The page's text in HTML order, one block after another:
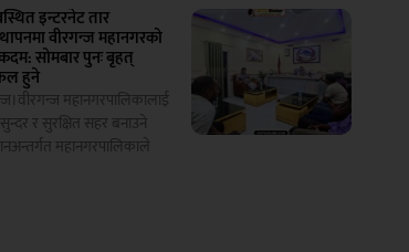
इन्टरनेट तार
वीरगन्ज महानगरको
सोमबार पुनः बृहत्
हुने
महानगरपालिकालाई
र सुरक्षित सहर बनाउने
महानगरपालिकाले